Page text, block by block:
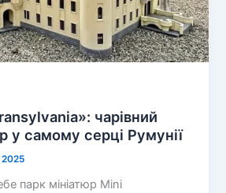
чарівний
у самому серці Румунії
2025
парк мініатюр Mini